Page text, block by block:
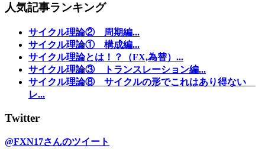
人気記事ランキング
サイクル理論② 周期編...
サイクル理論① 構成編...
サイクル理論とは！？（FX,為替）...
サイクル理論③ トランスレーション編...
サイクル理論⑧ サイクルの形でこれはあり得ない
レ...
Twitter
@FXN17さんのツイート